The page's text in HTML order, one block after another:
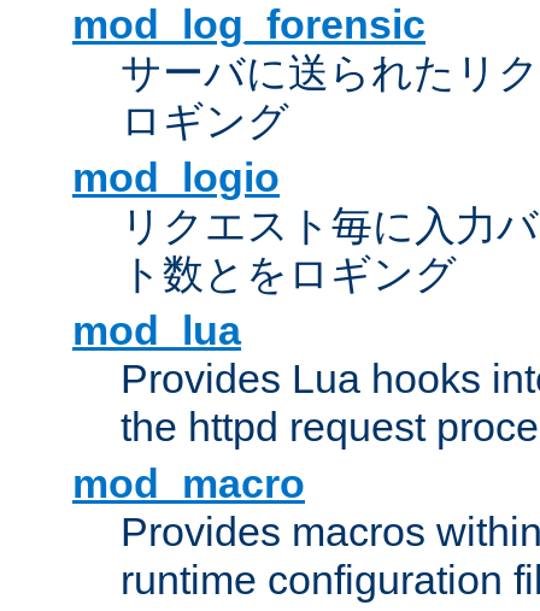
mod_log_forensic
サーバに送られたリ
ロギング
mod_logio
リクエスト毎に入力
ト数とをロギング
mod_lua
Provides Lua hooks
the httpd request
mod_macro
Provides macros
runtime configuration